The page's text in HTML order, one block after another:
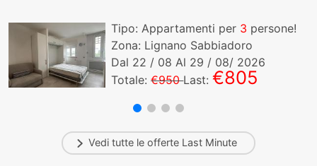
Tipo: Appartamenti per 3 persone!
Zona: Lignano Sabbiadoro
Dal 22 / 08 Al 29 / 08/ 2026
Totale:€950Last:€805
Vedi tutte le offerte Last Minute